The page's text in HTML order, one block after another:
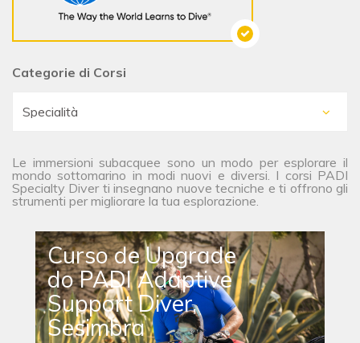
Categorie di Corsi
Le immersioni subacquee sono un modo per esplorare il
mondo sottomarino in modi nuovi e diversi. I corsi PADI
Specialty Diver ti insegnano nuove tecniche e ti offrono gli
strumenti per migliorare la tua esplorazione.
Curso de Upgrade
do PADI Adaptive
Support Diver,
Sesimbra